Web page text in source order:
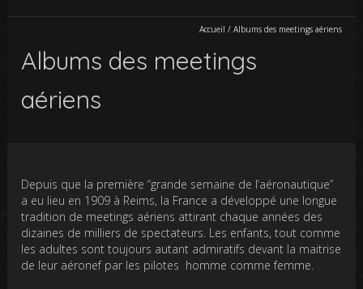
Accueil / Albums des meetings aériens
Albums des meetings
aériens
Depuis que la première “grande semaine de l’aéronautique”
a eu lieu en 1909 à Reims, la France a développé une longue
tradition de meetings aériens attirant chaque années des
dizaines de milliers de spectateurs. Les enfants, tout comme
les adultes sont toujours autant admiratifs devant la maitrise
de leur aéronef par les pilotes homme comme femme.